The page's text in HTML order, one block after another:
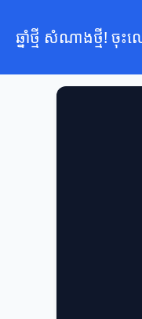
ឆ្នាំថ្មី សំណាងថ្មី! ចុ